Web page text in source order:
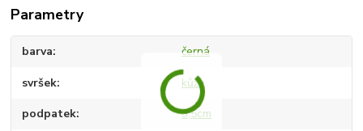
Parametry
barva černá
svršek kůže
podpatek 3,5cm